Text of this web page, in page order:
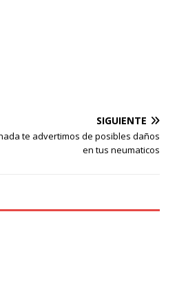
SIGUIENTE
te advertimos de posibles daños
en tus neumaticos